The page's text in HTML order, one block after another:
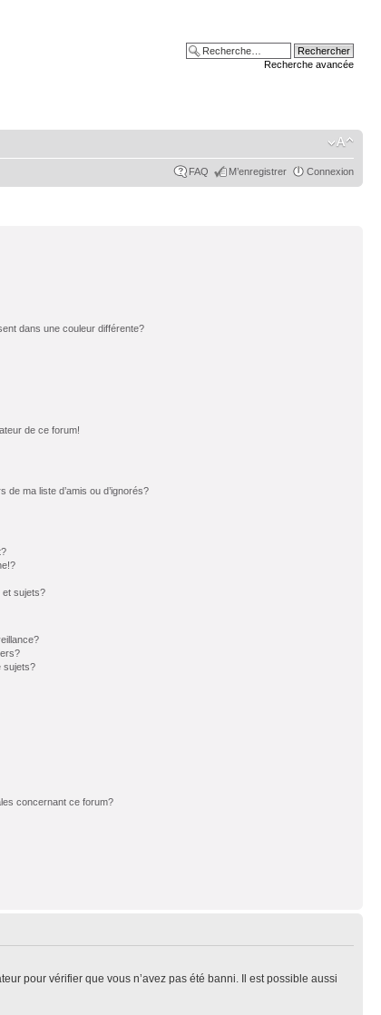
Recherche avancée
FAQ M’enregistrer Connexion
dans une couleur différente?
de ce forum!
ma liste d’amis ou d’ignorés?
et sujets?
sujets?
concernant ce forum?
pour vérifier que vous n’avez pas été banni. Il est possible aussi